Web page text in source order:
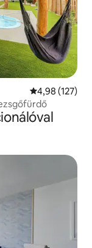
Átlagos
4,98 (127)